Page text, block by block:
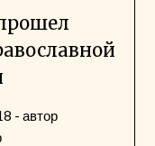
- автор